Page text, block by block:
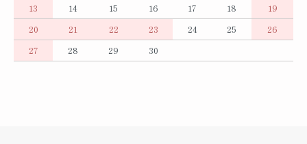
13
14 15 16 17 18
19
20
21 22 23 24 25
26
27
28 29 30